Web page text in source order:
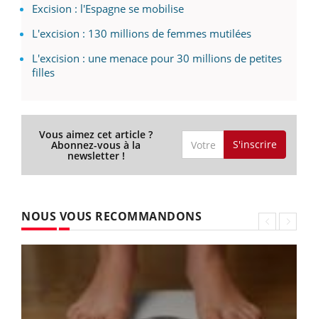
Excision : l'Espagne se mobilise
L'excision : 130 millions de femmes mutilées
L'excision : une menace pour 30 millions de petites
filles
Vous aimez cet article ?
Abonnez-vous à la
newsletter !
S'inscrire
NOUS VOUS RECOMMANDONS